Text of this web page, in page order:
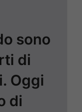
sono
di
Oggi
di